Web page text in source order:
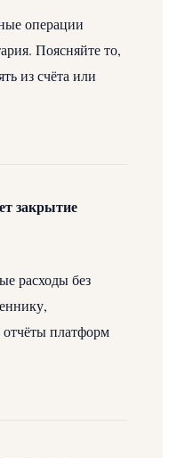
операции
Поясняйте то,
из счёта или
закрытие
расходы без
платформ